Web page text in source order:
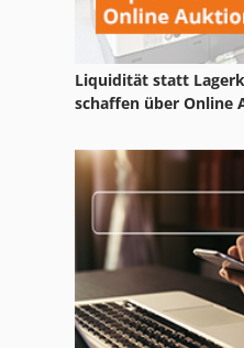
Wacker Rt 820
Wille 455
Winkelbieger Wb 100
Witzig Und Frank
Wurth Rl 04
Liquidität statt
schaffen über Online